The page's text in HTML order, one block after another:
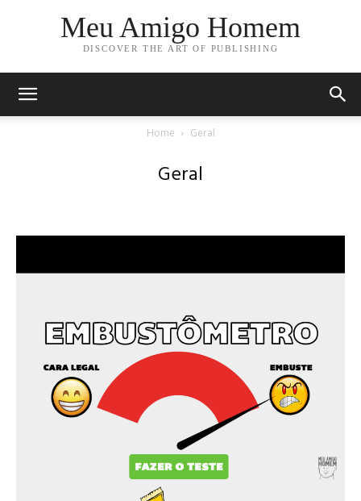
Meu Amigo Homem
DISCOVER THE ART OF PUBLISHING
Home Geral
Geral